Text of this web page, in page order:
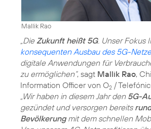
Mallik Rao
„Die Zukunft heißt 5G. Unser Fokus
konsequenten Ausbau des 5G-
digitale Anwendungen für
zu ermöglichen“, sagt Mallik Rao,
Information Officer von O2 /
„Wir haben in diesem Jahr den 5G-
gezündet und versorgen bereits
Bevölkerungmit dem schnellen